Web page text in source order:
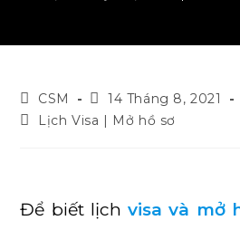
Post
author:
CSM
Post
published:
14 Tháng 8, 2021
PostLịch Visa | Mở hồ sơ
Để biết lịchvisa và mở